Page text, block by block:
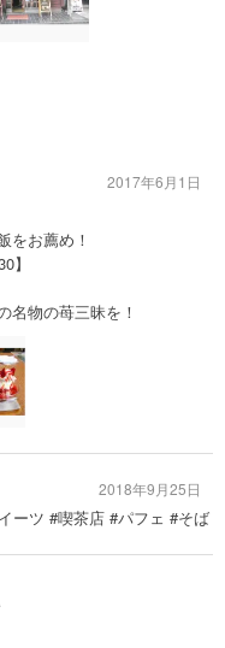
をお薦め！
】
名物の苺三昧を！
2017年6月1日
ーツ #喫茶店 #パフェ #そば
2018年9月25日